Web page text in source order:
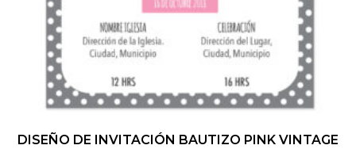
DISEÑO DE INVITACIÓN BAUTIZO PINK VINTAGE